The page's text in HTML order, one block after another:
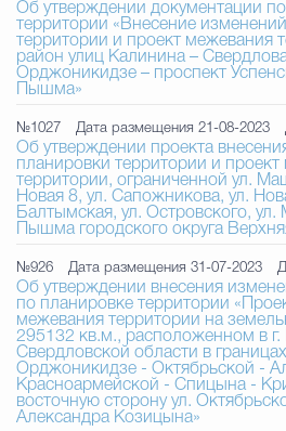
Об утверждении документации
территории «Внесение
территории и проект межевания
район улиц Калинина –
Орджоникидзе – проспект
Пышма»
№1027 Дата размещения 21-08-2023
Об утверждении проекта
планировки территории и
территории, ограниченной ул. Машиностроителей, ул.
Новая 8, ул. Сапожникова, ул. Новая 7, ул.
Балтымская, ул. Островского, ул.
Пышма городского округа
№926 Дата размещения 31-07-2023
Об утверждении внесения
по планировке территории
межевания территории на
295132 кв.м., расположенном в
Свердловской области в
Орджоникидзе - Октябрьской -
Красноармейской - Спицына -
восточную сторону ул.
Александра Козицына»